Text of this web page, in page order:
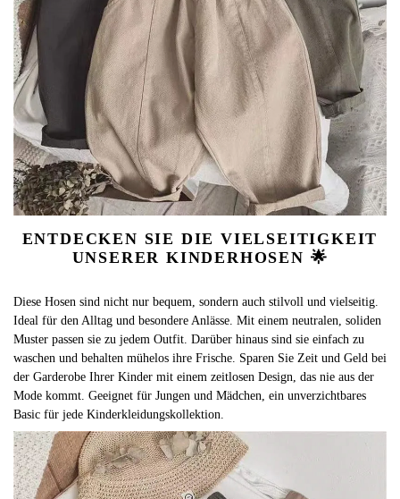
ENTDECKEN SIE DIE VIELSEITIGKEIT
UNSERER KINDERHOSEN 🌟
Diese Hosen sind nicht nur bequem, sondern auch stilvoll und vielseitig.
Ideal für den Alltag und besondere Anlässe. Mit einem neutralen, soliden
Muster passen sie zu jedem Outfit. Darüber hinaus sind sie einfach zu
waschen und behalten mühelos ihre Frische. Sparen Sie Zeit und Geld bei
der Garderobe Ihrer Kinder mit einem zeitlosen Design, das nie aus der
Mode kommt. Geeignet für Jungen und Mädchen, ein unverzichtbares
Basic für jede Kinderkleidungskollektion.